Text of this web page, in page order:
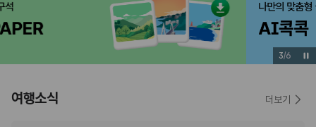
3/6
여행소식 더보기